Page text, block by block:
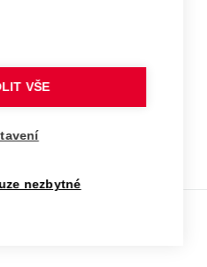
VŠE
nezbytné